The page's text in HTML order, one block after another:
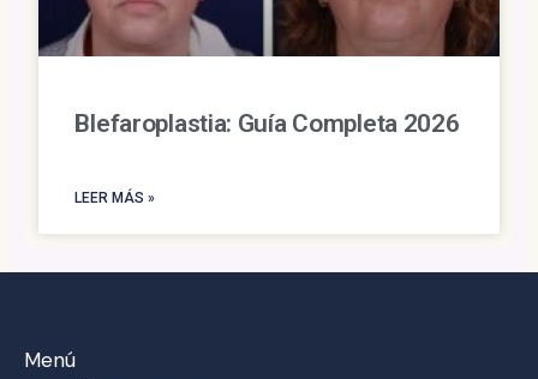
Blefaroplastia: Guía Completa 2026
LEER MÁS »
Menú